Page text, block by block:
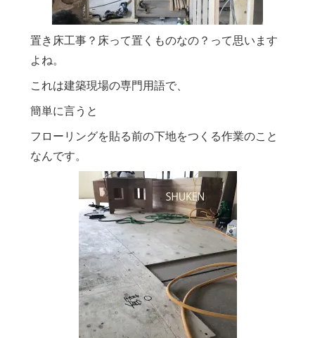
置き床工事？床って置くものなの？って思います
よね。
これは建築現場の専門用語で、
簡単に言うと
フローリングを貼る前の下地をつくる作業のこと
なんです。